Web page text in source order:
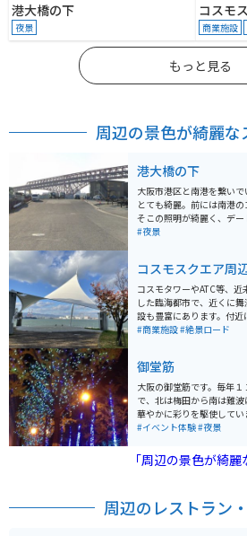
港大橋の下
夜景
コスモ
商業施設
もっと見る
周辺の景色が綺麗な
港大橋の下
大阪市港区と南港を繋い
とても綺麗。前には南港の
そこの照明が綺麗く、デ
壁まで行け、車の中から夜
が見える事もある。ユーポ
トです。
#夜景
コスモスクエア周
コスモタワーやATC等、
した臨海都市で、近くに
設も豊富にあります。付
スモスクエアの近未来的な
#商業施設#絶景ロード
御堂筋
大阪の御堂筋です。毎年
で、北は梅田から南は難
華やかに彩りを駆使して
色の各エリアを象徴する演
ーもあって近隣の小学校に
#イベント体験#夜景
「周辺の景色が綺
周辺のレストラン